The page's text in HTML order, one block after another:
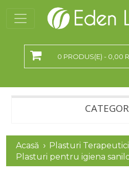
0 PRODUS(E) - 0,00
Acasă
Plasturi Terapeutici
Plasturi pentru igiena